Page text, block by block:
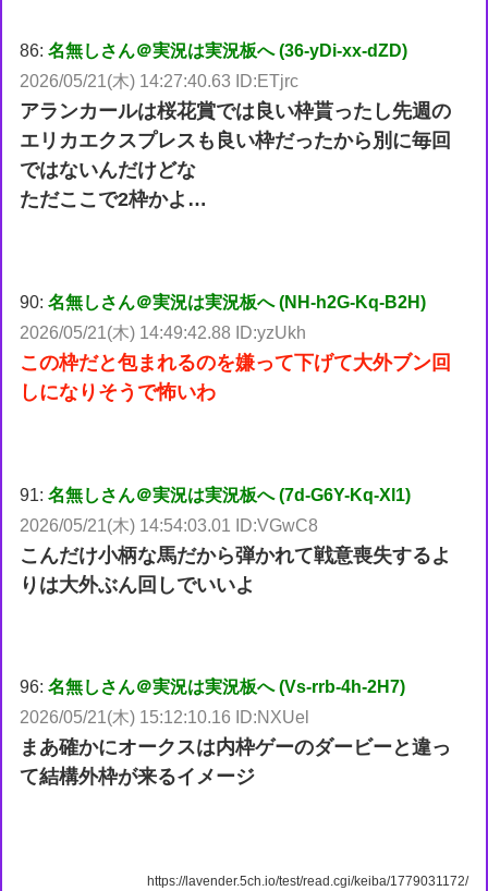
86:名無しさん＠実況は実況板へ (36-yDi-xx-dZD)
2026/05/21(木) 14:27:40.63 ID:ETjrc
アランカールは桜花賞では良い枠貰ったし先週の
エリカエクスプレスも良い枠だったから別に毎回
ではないんだけどな
ただここで2枠かよ…
90:名無しさん＠実況は実況板へ (NH-h2G-Kq-B2H)
2026/05/21(木) 14:49:42.88 ID:yzUkh
この枠だと包まれるのを嫌って下げて大外ブン回
しになりそうで怖いわ
91:名無しさん＠実況は実況板へ (7d-G6Y-Kq-Xl1)
2026/05/21(木) 14:54:03.01 ID:VGwC8
こんだけ小柄な馬だから弾かれて戦意喪失するよ
りは大外ぶん回しでいいよ
96:名無しさん＠実況は実況板へ (Vs-rrb-4h-2H7)
2026/05/21(木) 15:12:10.16 ID:NXUel
まあ確かにオークスは内枠ゲーのダービーと違っ
て結構外枠が来るイメージ
https://lavender.5ch.io/test/read.cgi/keiba/1779031172/